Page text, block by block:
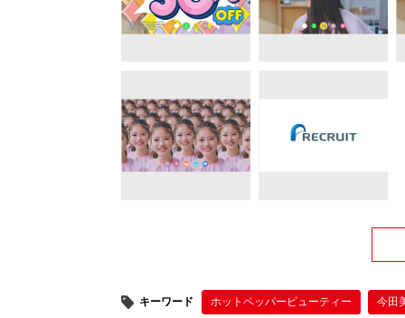
キーワード ホットペッパービューティー 今田